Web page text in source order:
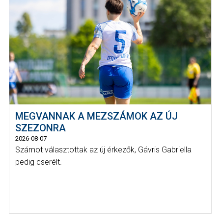
MEGVANNAK A MEZSZÁMOK AZ ÚJ
SZEZONRA
2026-08-07
Számot választottak az új érkezők, Gávris Gabriella
pedig cserélt.